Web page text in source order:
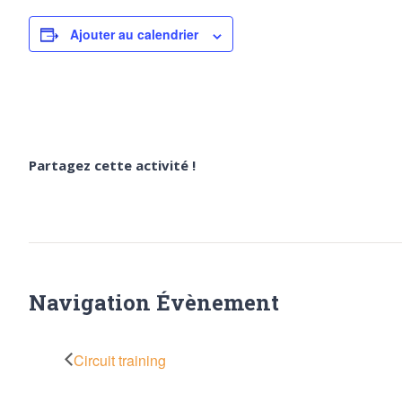
Ajouter au calendrier
Partagez cette activité !
Navigation Évènement
Circuit training